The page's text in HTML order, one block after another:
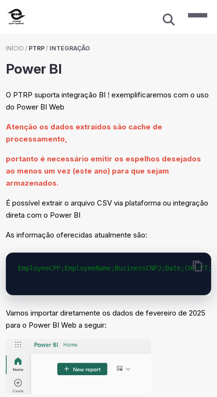
INÍCIO / PTRP / INTEGRAÇÃO
Power BI
O PTRP suporta integração BI ! exemplificaremos com o uso
do Power BI Web
Atenção os dados extraidos são cache de
processamento,
portanto é necessário emitir os espelhos desejados
ao menos um vez (este ano) para que sejam
armazenados.
É possível extrair o arquivo CSV via plataforma ou integração
direta com o Power BI
As informação oferecidas atualmente são:
Vamos importar diretamente os dados de fevereiro de 2025
para o Power BI Web a seguir: